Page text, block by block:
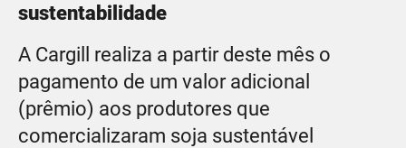
sustentabilidade
A Cargill realiza a partir deste mês o
pagamento de um valor adicional
(prêmio) aos produtores que
comercializaram soja sustentável